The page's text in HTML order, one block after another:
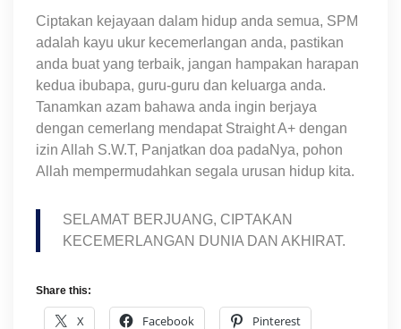
Ciptakan kejayaan dalam hidup anda semua, SPM
adalah kayu ukur kecemerlangan anda, pastikan
anda buat yang terbaik, jangan hampakan harapan
kedua ibubapa, guru-guru dan keluarga anda.
Tanamkan azam bahawa anda ingin berjaya
dengan cemerlang mendapat Straight A+ dengan
izin Allah S.W.T, Panjatkan doa padaNya, pohon
Allah mempermudahkan segala urusan hidup kita.
SELAMAT BERJUANG, CIPTAKAN
KECEMERLANGAN DUNIA DAN AKHIRAT.
Share this:
X Facebook Pinterest